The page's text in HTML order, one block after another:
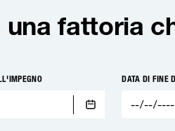
una fattoria
DATA DI FINE